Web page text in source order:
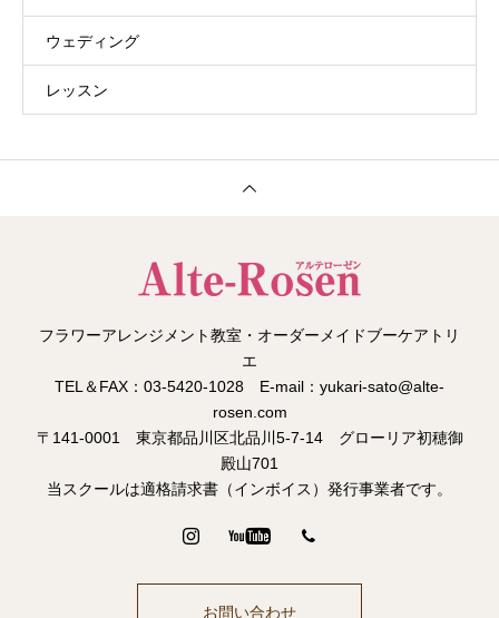
ウェディング
レッスン
フラワーアレンジメント教室・オーダーメイドブーケアトリ
エ
TEL＆FAX：03-5420-1028 E-mail：yukari-sato@alte-
rosen.com
〒141-0001 東京都品川区北品川5-7-14 グローリア初穂御
殿山701
当スクールは適格請求書（インボイス）発行事業者です。
お問い合わせ